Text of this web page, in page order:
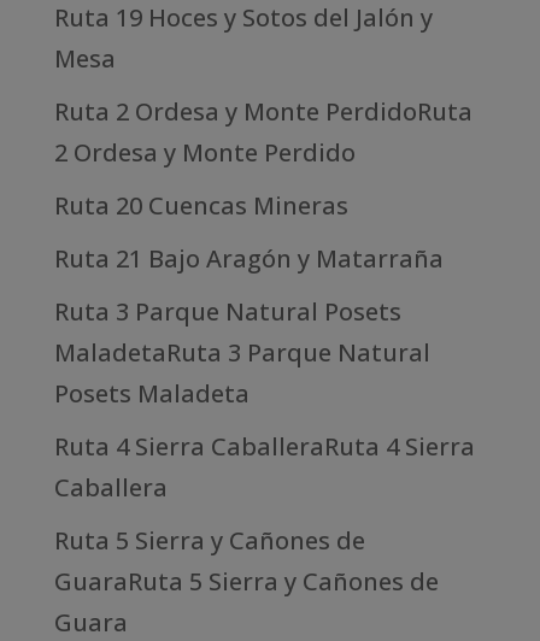
Ruta 19 Hoces y Sotos del Jalón y
Mesa
Ruta 2 Ordesa y Monte PerdidoRuta
2 Ordesa y Monte Perdido
Ruta 20 Cuencas Mineras
Ruta 21 Bajo Aragón y Matarraña
Ruta 3 Parque Natural Posets
MaladetaRuta 3 Parque Natural
Posets Maladeta
Ruta 4 Sierra CaballeraRuta 4 Sierra
Caballera
Ruta 5 Sierra y Cañones de
GuaraRuta 5 Sierra y Cañones de
Guara